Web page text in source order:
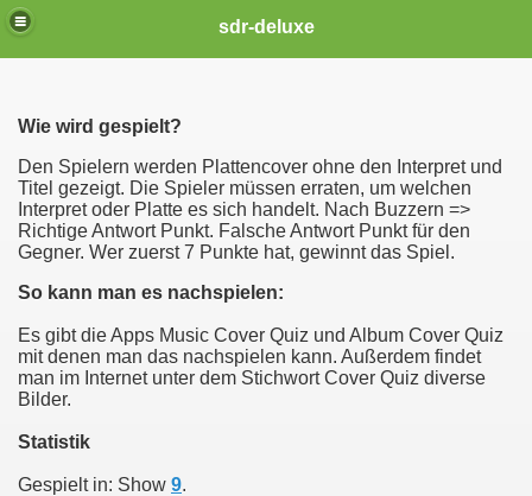
sdr-deluxe
Wie wird gespielt?
Den Spielern werden Plattencover ohne den Interpret und
Titel gezeigt. Die Spieler müssen erraten, um welchen
Interpret oder Platte es sich handelt. Nach Buzzern =>
Richtige Antwort Punkt. Falsche Antwort Punkt für den
Gegner. Wer zuerst 7 Punkte hat, gewinnt das Spiel.
So kann man es nachspielen:
Es gibt die Apps Music Cover Quiz und Album Cover Quiz
mit denen man das nachspielen kann. Außerdem findet
man im Internet unter dem Stichwort Cover Quiz diverse
Bilder.
Statistik
Gespielt in: Show 9.